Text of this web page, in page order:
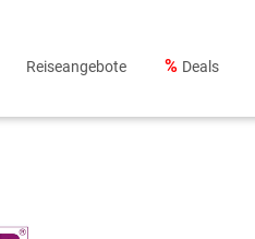
Reiseangebote Deals